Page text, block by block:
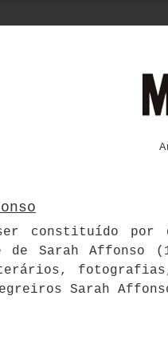
constituído por
Affonso
Sarah Affonso